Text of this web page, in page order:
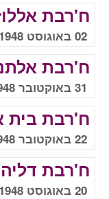
ח'רבת
02 באוגוסט 1948
ח'רבת
31 באוקטובר 1948
ח'רבת בית
22 באוקטובר 1948
ח'רבת דליה
20 באוגוסט 1948